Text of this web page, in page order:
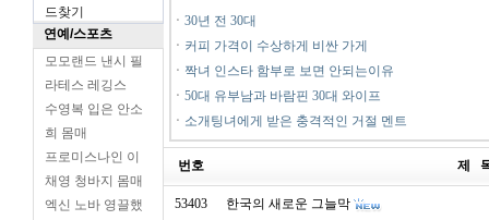
드찾기
연예/스포츠
모모랜드 낸시 필
라테스 레깅스
수영복 입은 안소
희 몸매
프로미스나인 이
채영 청바지 몸매
엑신 노바 영끌했
ㆍ 30년 전 30대
ㆍ 커피 가격이 수상하게 비싼 가게
ㆍ 짝녀 인스타 함부로 보면 안되는이유
ㆍ 50대 유부남과 바람핀 30대 와이프
ㆍ 소개팅녀에게 받은 충격적인 거절 멘트
번호 제
53403 한국의 새로운 그늘막